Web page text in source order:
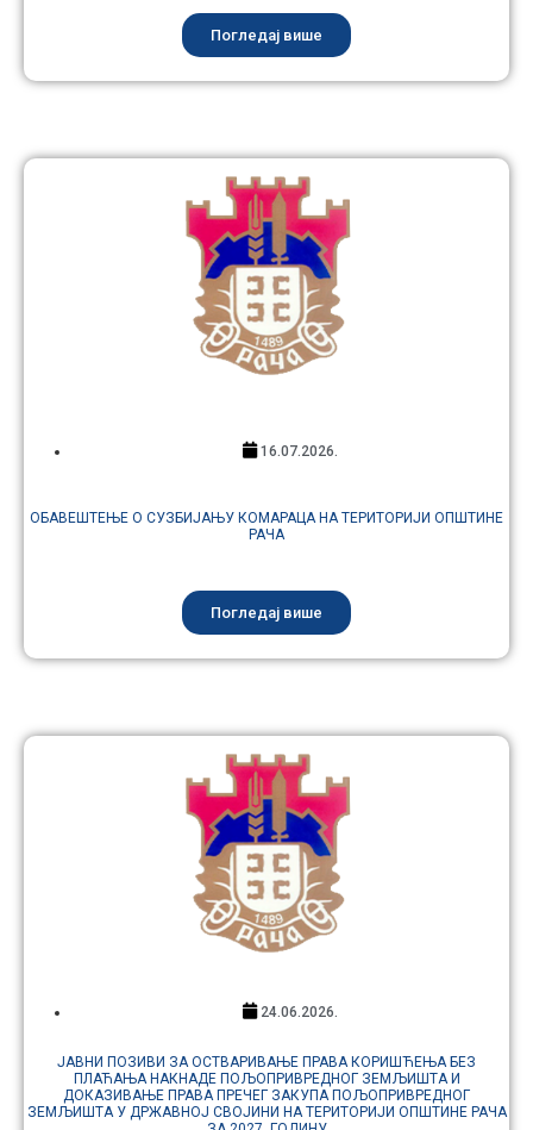
Погледај више
16.07.2026.
ОБАВЕШТЕЊЕ О СУЗБИЈАЊУ КОМАРАЦА НА ТЕРИТОРИЈИ ОПШТИНЕ
РАЧА
Погледај више
24.06.2026.
ЈАВНИ ПОЗИВИ ЗА ОСТВАРИВАЊЕ ПРАВА КОРИШЋЕЊА БЕЗ
ПЛАЋАЊА НАКНАДЕ ПОЉОПРИВРЕДНОГ ЗЕМЉИШТА И
ДОКАЗИВАЊЕ ПРАВА ПРЕЧЕГ ЗАКУПА ПОЉОПРИВРЕДНОГ
ЗЕМЉИШТА У ДРЖАВНОЈ СВОЈИНИ НА ТЕРИТОРИЈИ ОПШТИНЕ РАЧА